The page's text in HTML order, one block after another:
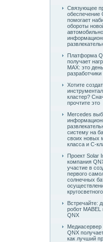
Связующее
обеспечение
помогает
обороты
Платформа
получает
MAX: это
Хотите
кластер?
прочтите это
Mercedes
систему на
своих новых
класса и C-
Проект Solar
компания
участие в
первого
солнечных
Встречайте:
робот MABEL
QNX
Медиасервер
QNX
как лучший